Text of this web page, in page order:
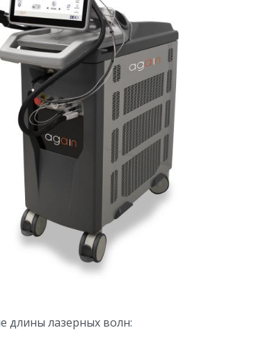
длины лазерных волн: